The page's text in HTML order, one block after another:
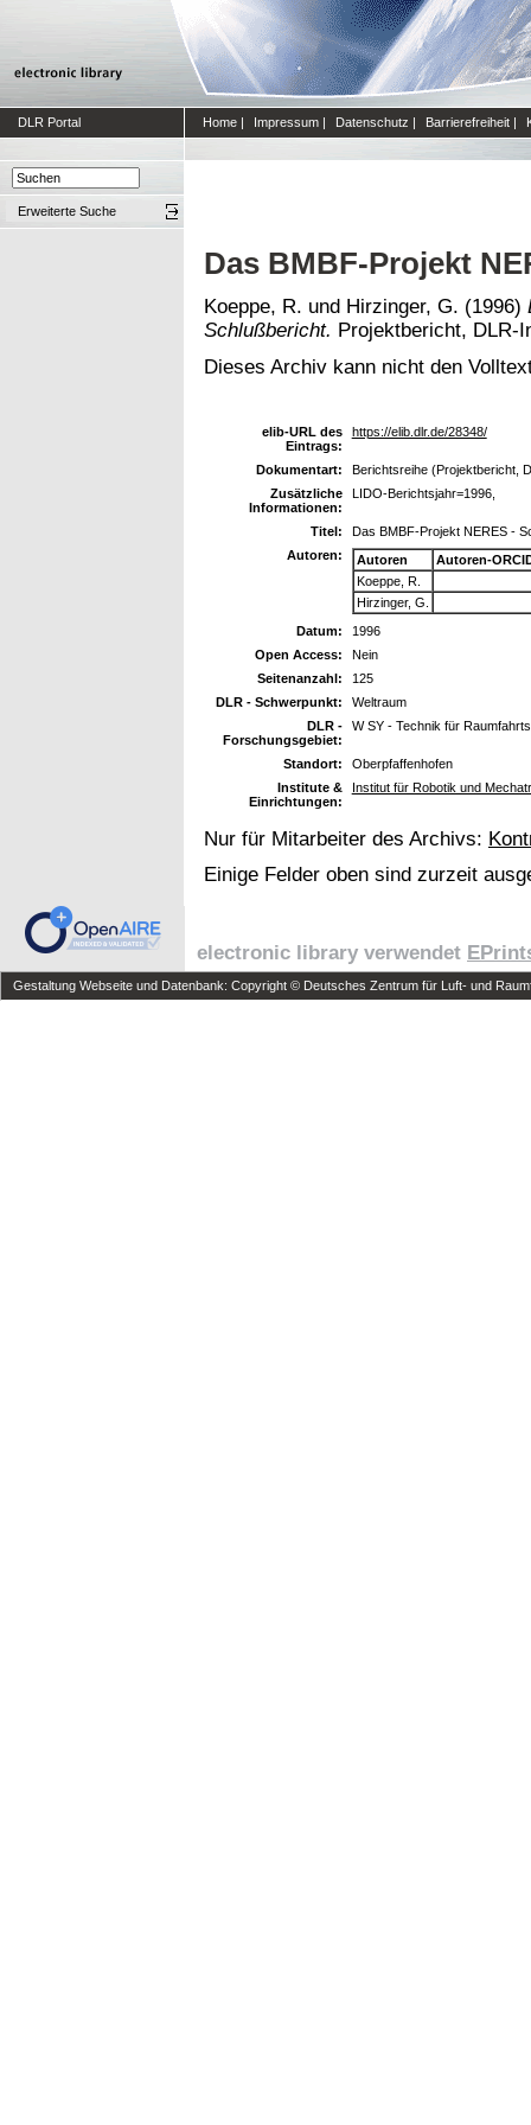
DLR Portal Home | Impressum | Datenschutz | Barrierefreiheit |
Erweiterte Suche
Das BMBF-Projekt
Koeppe, R. und Hirzinger, G. (1996)
Schlußbericht. Projektbericht, DLR-
Dieses Archiv kann nicht den
elib-URL des
Eintrags:
https://elib.dlr.de/28348/
Dokumentart:
Berichtsreihe (Projektbericht,
Zusätzliche
Informationen:
LIDO-Berichtsjahr=1996,
Titel:
Das BMBF-Projekt NERES -
Autoren:
Autoren
Autoren-
Koeppe, R.
Hirzinger, G.
Datum:
1996
Open Access:
Nein
Seitenanzahl:
125
DLR - Schwerpunkt:
Weltraum
DLR -
Forschungsgebiet:
W SY - Technik für
Standort:
Oberpfaffenhofen
Institute &
Einrichtungen:
Institut für Robotik und
Nur für Mitarbeiter des Archivs:
Einige Felder oben sind zurzeit
electronic library verwendet
Gestaltung Webseite und Datenbank: Copyright © Deutsches Zentrum für Luft- und